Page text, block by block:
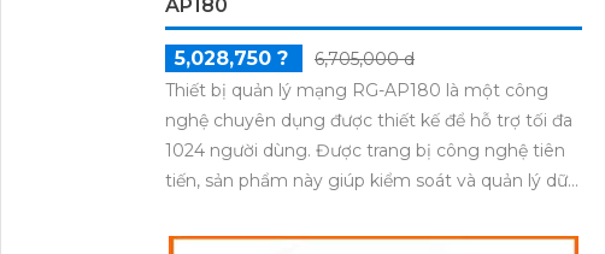
AP180
5,028,750 ?
6,705,000 d
Thiết bị quản lý mạng RG-AP180 là một công
nghệ chuyên dụng được thiết kế để hỗ trợ tối đa
1024 người dùng. Được trang bị công nghệ tiên
tiến, sản phẩm này giúp kiểm soát và quản lý dữ
thể hỗ trợ đồng thời nhiều người dùng trong một